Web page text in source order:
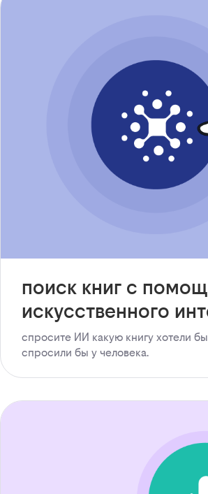
поиск книг с
искусственного
спросите ИИ какую книгу хотели бы
спросили бы у человека.